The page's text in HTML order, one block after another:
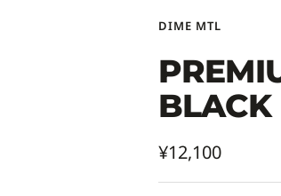
DIME MTL
BLACK
セ
ー
¥12,100